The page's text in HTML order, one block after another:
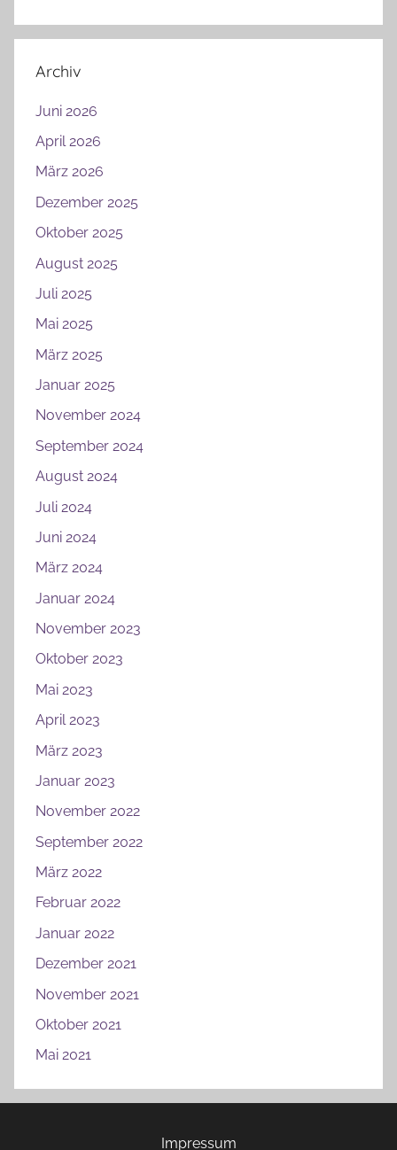
Archiv
Juni 2026
April 2026
März 2026
Dezember 2025
Oktober 2025
August 2025
Juli 2025
Mai 2025
März 2025
Januar 2025
November 2024
September 2024
August 2024
Juli 2024
Juni 2024
März 2024
Januar 2024
November 2023
Oktober 2023
Mai 2023
April 2023
März 2023
Januar 2023
November 2022
September 2022
März 2022
Februar 2022
Januar 2022
Dezember 2021
November 2021
Oktober 2021
Mai 2021
Impressum